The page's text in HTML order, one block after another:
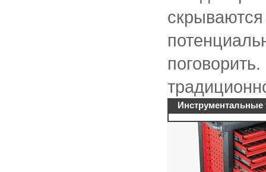
Инструментальные